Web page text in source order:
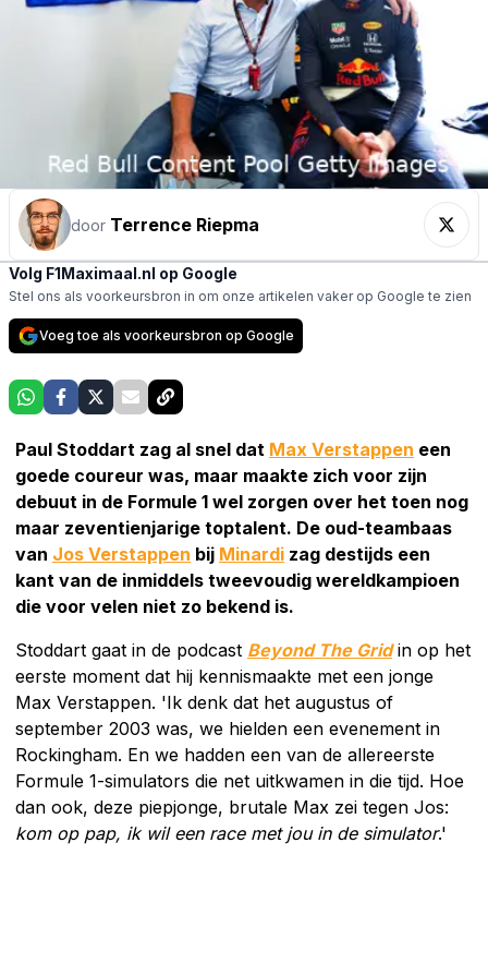
door Terrence Riepma
Volg F1Maximaal.nl op Google
Stel ons als voorkeursbron in om onze artikelen vaker op Google te zien
Voeg toe als voorkeursbron op Google
Paul Stoddart zag al snel dat Max Verstappen een
goede coureur was, maar maakte zich voor zijn
debuut in de Formule 1 wel zorgen over het toen nog
maar zeventienjarige toptalent. De oud-teambaas
van Jos Verstappen bij Minardi zag destijds een
kant van de inmiddels tweevoudig wereldkampioen
die voor velen niet zo bekend is.
Stoddart gaat in de podcast Beyond The Gridin op het
eerste moment dat hij kennismaakte met een jonge
Max Verstappen. 'Ik denk dat het augustus of
september 2003 was, we hielden een evenement in
Rockingham. En we hadden een van de allereerste
Formule 1-simulators die net uitkwamen in die tijd. Hoe
dan ook, deze piepjonge, brutale Max zei tegen Jos:
kom op pap, ik wil een race met jou in de simulator.'